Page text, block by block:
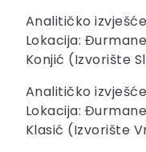
Analitičko
Lokacija:
Konjić (Izvorište
Analitičko
Lokacija:
Klasić (Izvorište